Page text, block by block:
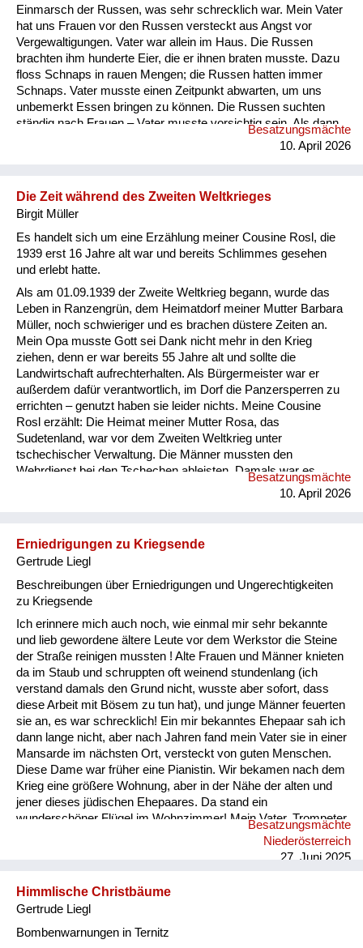
Einmarsch der Russen, was sehr schrecklich war. Mein Vater
hat uns Frauen vor den Russen versteckt aus Angst vor
Vergewaltigungen. Vater war allein im Haus. Die Russen
brachten ihm hunderte Eier, die er ihnen braten musste. Dazu
floss Schnaps in rauen Mengen; die Russen hatten immer
Schnaps. Vater musste einen Zeitpunkt abwarten, um uns
unbemerkt Essen bringen zu können. Die Russen suchten
ständig nach Frauen – Vater musste vorsichtig sein. Als dann
die schreckliche Zeit mit den Russen vorbei war, kam das
Polizist zur Hausdurchsuchung. Er fand eine
Hakenkreuzfahne im Kleiderschra...
Besatzungsmächte
10. April 2026
Die Zeit während des Zweiten Weltkrieges
Birgit Müller
Es handelt sich um eine Erzählung meiner Cousine Rosl, die
1939 erst 16 Jahre alt war und bereits Schlimmes gesehen
und erlebt hatte.
Als am 01.09.1939 der Zweite Weltkrieg begann, wurde das
Leben in Ranzengrün, dem Heimatdorf meiner Mutter Barbara
Müller, noch schwieriger und es brachen düstere Zeiten an.
Mein Opa musste Gott sei Dank nicht mehr in den Krieg
ziehen, denn er war bereits 55 Jahre alt und sollte die
Landwirtschaft aufrechterhalten. Als Bürgermeister war er
außerdem dafür verantwortlich, im Dorf die Panzersperren zu
errichten – genutzt haben sie leider nichts. Meine Cousine
Rosl erzählt: Die Heimat meiner Mutter Rosa, das
Sudetenland, war vor dem Zweiten Weltkrieg unter
tschechischer Verwaltung. Die Männer mussten den
Wehrdienst bei den Tschechen ableisten. Damals war es
Vorschrift, dass ein Soldat vor dem 21. Lebensjahr nicht
verheiratet sein durfte, auch wenn er ein Kind hatte. Nach dem
Juni/Juli 1945 „Freiwild“ – die siegreichen Mächte konnten
über sie verfügen, wie über eine Ware. So kamen Russen oder
Tschechen und suchten junge M...
Besatzungsmächte
10. April 2026
Erniedrigungen zu Kriegsende
Gertrude Liegl
Beschreibungen über Erniedrigungen und Ungerechtigkeiten
zu Kriegsende
Ich erinnere mich auch noch, wie einmal mir sehr bekannte
und lieb gewordene ältere Leute vor dem Werkstor die Steine
der Straße reinigen mussten ! Alte Frauen und Männer knieten
da im Staub und schruppten oft weinend stundenlang (ich
verstand damals den Grund nicht, wusste aber sofort, dass
diese Arbeit mit Bösem zu tun hat), und junge Männer feuerten
sie an, es war schrecklich! Ein mir bekanntes Ehepaar sah ich
dann lange nicht, aber nach Jahren fand mein Vater sie in einer
Mansarde im nächsten Ort, versteckt von guten Menschen.
Diese Dame war früher eine Pianistin. Wir bekamen nach dem
Krieg eine größere Wohnung, aber in der Nähe der alten und
jener dieses jüdischen Ehepaares. Da stand ein
wunderschöner Flügel im Wohnzimmer! Mein Vater, Trompeter
und Kapellmeister, untersuchte das Klavier und fand
tatsächlich ein Schild innen mit dem Namen dieser Dame. Er
Freude war für...
Besatzungsmächte
Niederösterreich
27. Juni 2025
Himmlische Christbäume
Gertrude Liegl
Bombenwarnungen in Ternitz